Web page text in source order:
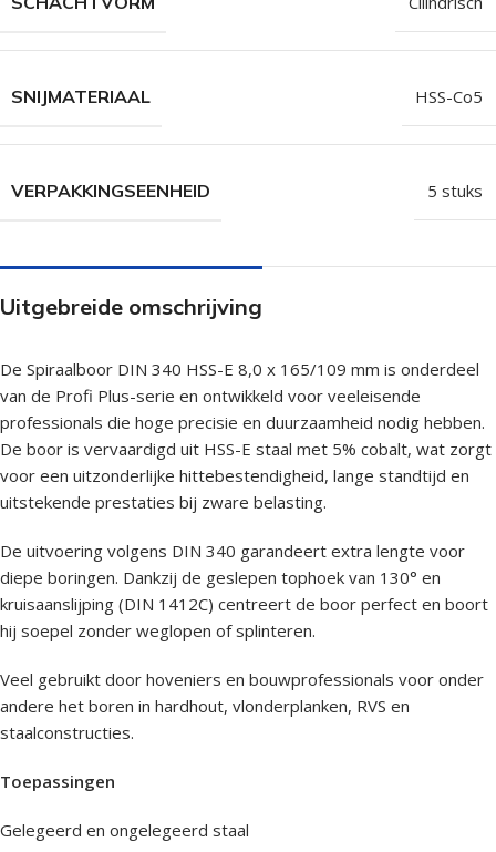
SNIJMATERIAAL HSS-Co5
VERPAKKINGSEENHEID 5 stuks
Uitgebreide omschrijving
De Spiraalboor DIN 340 HSS-E 8,0 x 165/109 mm is onderdeel
van de Profi Plus-serie en ontwikkeld voor veeleisende
professionals die hoge precisie en duurzaamheid nodig hebben.
De boor is vervaardigd uit HSS-E staal met 5% cobalt, wat zorgt
voor een uitzonderlijke hittebestendigheid, lange standtijd en
uitstekende prestaties bij zware belasting.
De uitvoering volgens DIN 340 garandeert extra lengte voor
diepe boringen. Dankzij de geslepen tophoek van 130° en
kruisaanslijping (DIN 1412C) centreert de boor perfect en boort
hij soepel zonder weglopen of splinteren.
Veel gebruikt door hoveniers en bouwprofessionals voor onder
andere het boren in hardhout, vlonderplanken, RVS en
staalconstructies.
Toepassingen
Gelegeerd en ongelegeerd staal